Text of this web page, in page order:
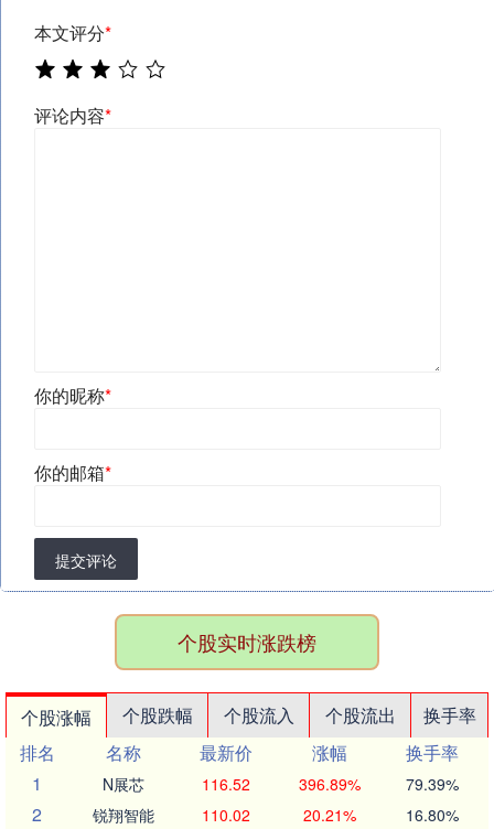
本文评分*
评论内容*
你的昵称*
你的邮箱*
提交评论
个股实时涨跌榜
个股涨幅 个股跌幅 个股流入 个股流出
换手率
排名
名称 最新价 涨幅
换手率
1
N展芯 116.52 396.89% 79.39%
2 锐翔智能 110.02 20.21% 16.80%